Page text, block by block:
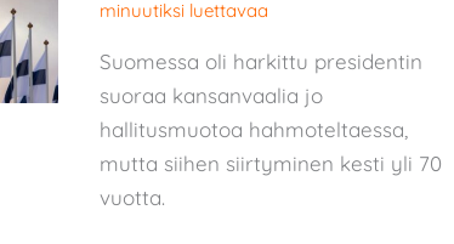
minuutiksi luettavaa
Suomessa oli harkittu presidentin
suoraa kansanvaalia jo
hallitusmuotoa hahmoteltaessa,
mutta siihen siirtyminen kesti yli 70
vuotta.